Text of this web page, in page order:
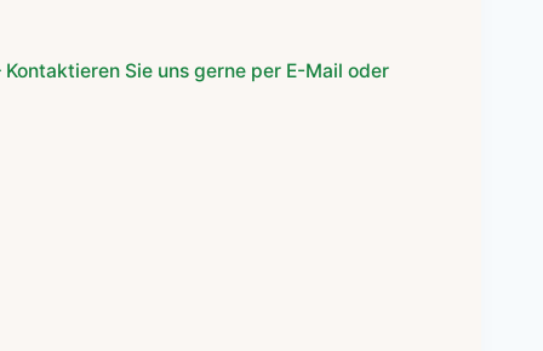
Sie uns gerne per E-Mail oder